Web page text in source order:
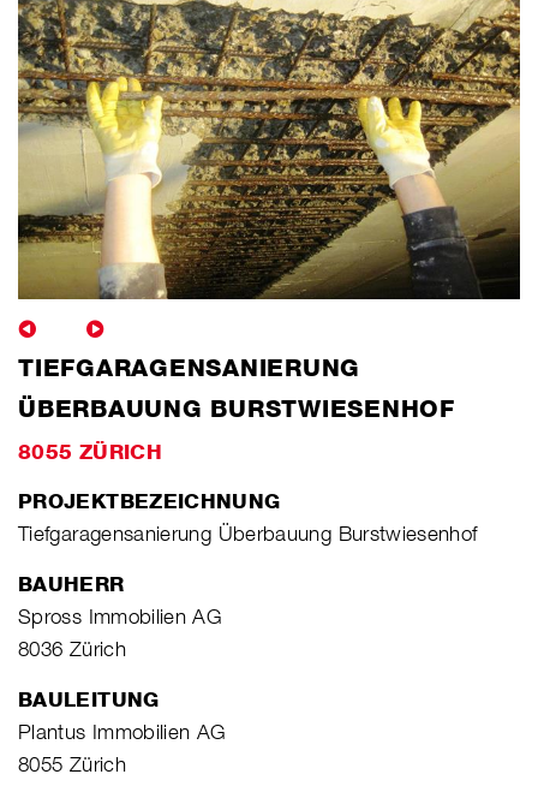
TIEFGARAGENSANIERUNG
ÜBERBAUUNG BURSTWIESENHOF
8055 ZÜRICH
PROJEKTBEZEICHNUNG
Tiefgaragensanierung Überbauung Burstwiesenhof
BAUHERR
Spross Immobilien AG
8036 Zürich
BAULEITUNG
Plantus Immobilien AG
8055 Zürich